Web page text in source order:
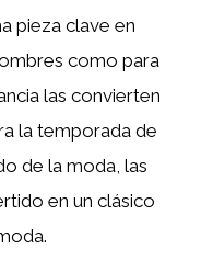
pieza clave en
como para
las convierten
la temporada de
de la moda, las
en un clásico